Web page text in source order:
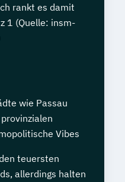
kompakt
Ökonom*in
rankt es damit
1 (Quelle: insm-
wie Passau
Vibes
teuersten
allerdings halten